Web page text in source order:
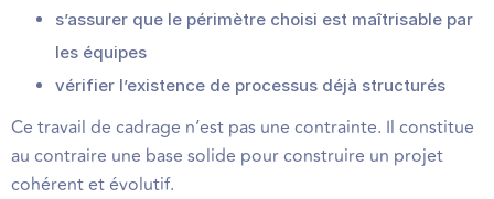
s’assurer que le périmètre choisi est maîtrisable par
les équipes
vérifier l’existence de processus déjà structurés
Ce travail de cadrage n’est pas une contrainte. Il constitue
au contraire une base solide pour construire un projet
cohérent et évolutif.